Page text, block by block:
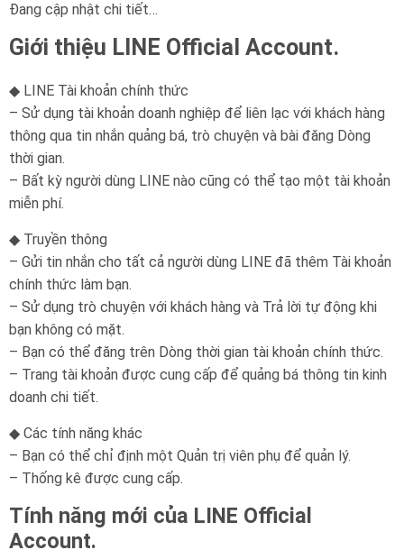
Đang cập nhật chi tiết…
Giới thiệu LINE Official Account.
◆ LINE Tài khoản chính thức
– Sử dụng tài khoản doanh nghiệp để liên lạc với khách hàng
thông qua tin nhắn quảng bá, trò chuyện và bài đăng Dòng
thời gian.
– Bất kỳ người dùng LINE nào cũng có thể tạo một tài khoản
miễn phí.
◆ Truyền thông
– Gửi tin nhắn cho tất cả người dùng LINE đã thêm Tài khoản
chính thức làm bạn.
– Sử dụng trò chuyện với khách hàng và Trả lời tự động khi
bạn không có mặt.
– Bạn có thể đăng trên Dòng thời gian tài khoản chính thức.
– Trang tài khoản được cung cấp để quảng bá thông tin kinh
doanh chi tiết.
◆ Các tính năng khác
– Bạn có thể chỉ định một Quản trị viên phụ để quản lý.
– Thống kê được cung cấp.
Tính năng mới của LINE Official
Account.